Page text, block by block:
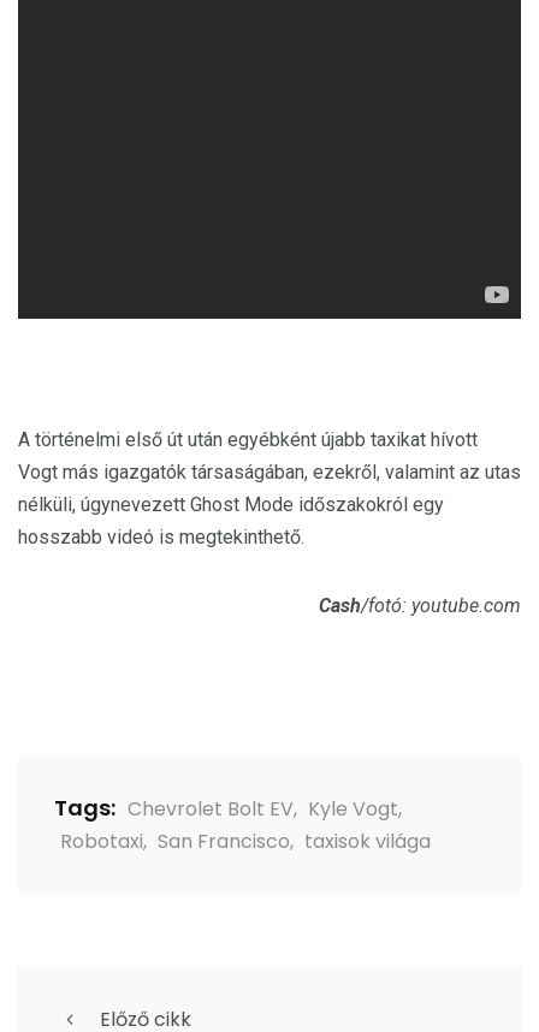
A történelmi első út után egyébként újabb taxikat hívott
Vogt más igazgatók társaságában, ezekről, valamint az utas
nélküli, úgynevezett Ghost Mode időszakokról egy
hosszabb videó is megtekinthető.
Cash/fotó: youtube.com
Tags: Chevrolet Bolt EV, Kyle Vogt,
Robotaxi, San Francisco, taxisok világa
Előző cikk